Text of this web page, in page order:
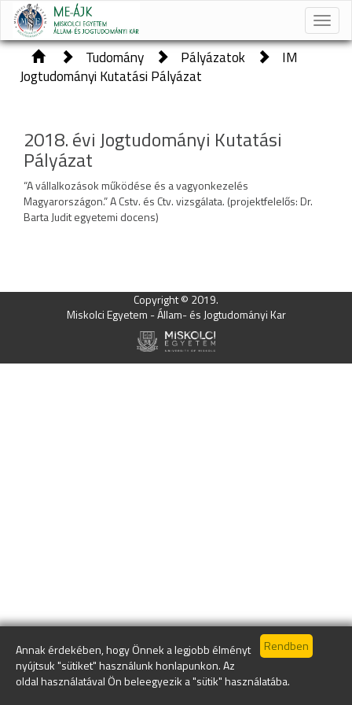
Annak érdekében, hogy Önnek a legjobb élményt
nyújtsuk "sütiket" használunk honlapunkon. Az
oldal használatával Ön beleegyezik a "sütik" használatába.
Toggle
Tudomány Pályázatok
IM
Jogtudományi Kutatási Pályázat
2018. évi Jogtudományi Kutatási
Pályázat
“A vállalkozások működése és a vagyonkezelés
Magyarországon.” A Cstv. és Ctv. vizsgálata. (projektfelelős: Dr.
Barta Judit egyetemi docens)
Copyright © 2019.
Miskolci Egyetem - Állam- és Jogtudományi Kar